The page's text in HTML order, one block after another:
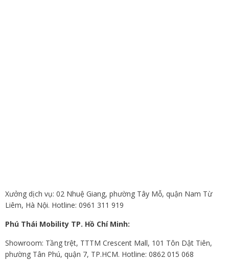
Xưởng dịch vụ: 02 Nhuệ Giang, phường Tây Mỗ, quận Nam Từ
Liêm, Hà Nội. Hotline: 0961 311 919
Phú Thái Mobility TP. Hồ Chí Minh:
Showroom: Tầng trệt, TTTM Crescent Mall, 101 Tôn Dật Tiên,
phường Tân Phú, quận 7, TP.HCM. Hotline: 0862 015 068